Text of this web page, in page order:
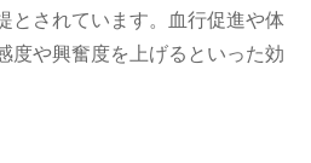
とされています。血行促進や体
度や興奮度を上げるといった効